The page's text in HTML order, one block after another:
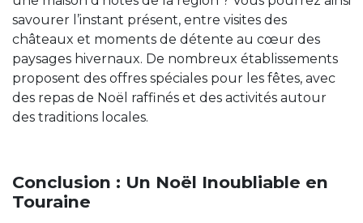
savourer l’instant présent, entre visites des
châteaux et moments de détente au cœur des
paysages hivernaux. De nombreux établissements
proposent des offres spéciales pour les fêtes, avec
des repas de Noël raffinés et des activités autour
des traditions locales.
Conclusion : Un Noël Inoubliable en
Touraine